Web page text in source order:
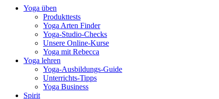
Yoga üben
Produkttests
Yoga Arten Finder
Yoga-Studio-Checks
Unsere Online-Kurse
Yoga mit Rebecca
Yoga lehren
Yoga-Ausbildungs-Guide
Unterrichts-Tipps
Yoga Business
Spirit